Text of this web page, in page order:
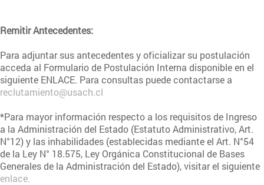
Remitir Antecedentes:
Para adjuntar sus antecedentes y oficializar su postulación
acceda al Formulario de Postulación Interna disponible en el
siguiente ENLACE. Para consultas puede contactarse a
reclutamiento@usach.cl
*Para mayor información respecto a los requisitos de Ingreso
a la Administración del Estado (Estatuto Administrativo, Art.
N°12) y las inhabilidades (establecidas mediante el Art. N°54
de la Ley N° 18.575, Ley Orgánica Constitucional de Bases
Generales de la Administración del Estado), visitar el siguiente
enlace.